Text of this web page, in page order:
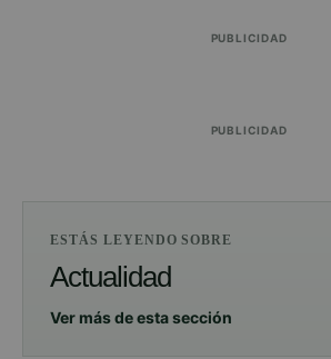
PUBLICIDAD
PUBLICIDAD
ESTÁS LEYENDO SOBRE
Actualidad
Ver más de esta sección